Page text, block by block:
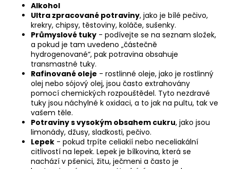
Alkohol
Ultra zpracované potraviny, jako je bílé pečivo,
krekry, chipsy, těstoviny, koláče, sušenky.
Průmyslové tuky - podívejte se na seznam složek,
a pokud je tam uvedeno „částečně
hydrogenované“, pak potravina obsahuje
transmastné tuky.
Rafinované oleje - rostlinné oleje, jako je rostlinný
olej nebo sójový olej, jsou často extrahovány
pomocí chemických rozpouštědel. Tyto nezdravé
tuky jsou náchylné k oxidaci, a to jak na pultu, tak ve
vašem těle.
Potraviny s vysokým obsahem cukru, jako jsou
limonády, džusy, sladkosti, pečivo.
Lepek - pokud trpíte celiakií nebo neceliakální
citlivostí na lepek. Lepek je bílkovina, která se
nachází v pšenici, žitu, ječmeni a často je